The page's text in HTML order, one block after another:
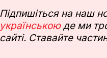
Підпишіться на наш
українськоюде ми
сайті. Ставайте